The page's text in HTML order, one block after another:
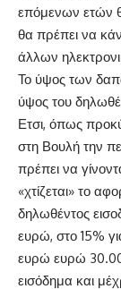
επόμενων ετών
θα πρέπει να
άλλων
Το ύψος των
ύψος του
Ετσι, όπως
στη Βουλή την
πρέπει να
«χτίζεται» το
δηλωθέντος
ευρώ, στο 15%
ευρώ ευρώ
εισόδημα και